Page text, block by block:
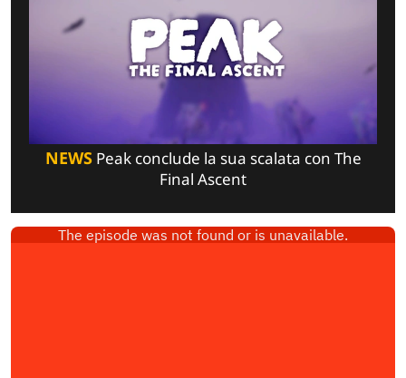
NEWSPeak conclude la sua scalata con The
Final Ascent